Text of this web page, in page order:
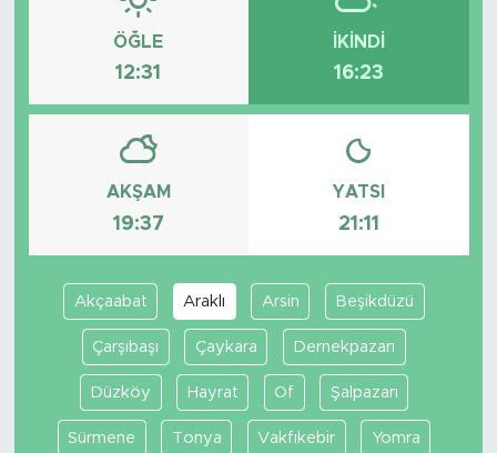
ÖĞLE
12:31
İKINDI
16:23
AKŞAM
19:37
YATSI
21:11
Akçaabat Araklı Arsin Beşikdüzü
Çarşıbaşı Çaykara Dernekpazarı
Düzköy Hayrat Of Şalpazarı
Sürmene Tonya Vakfıkebir Yomra